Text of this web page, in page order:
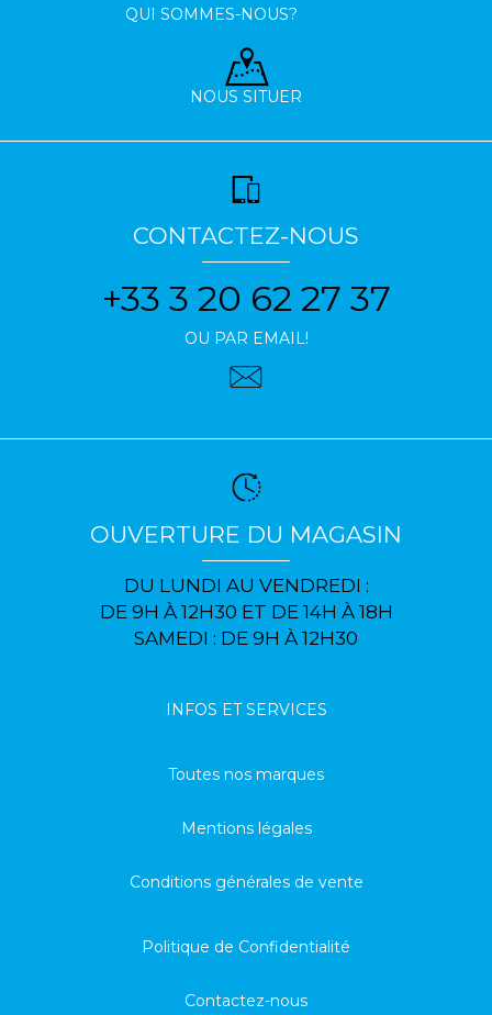
QUI SOMMES-NOUS?
NOUS SITUER
CONTACTEZ-NOUS
+33 3 20 62 27 37
OU PAR EMAIL!
OUVERTURE DU MAGASIN
DU LUNDI AU VENDREDI :
DE 9H À 12H30 ET DE 14H À 18H
SAMEDI : DE 9H À 12H30
INFOS ET SERVICES
Toutes nos marques
Mentions légales
Conditions générales de vente
Politique de Confidentialité
Contactez-nous